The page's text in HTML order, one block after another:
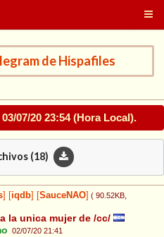
de Hispafiles
03/07/20 23:54(Hora Local).
(18)
iqdb SauceNAO ( 90.52KB
la unica mujer de /cc/
02/07/20 21:41